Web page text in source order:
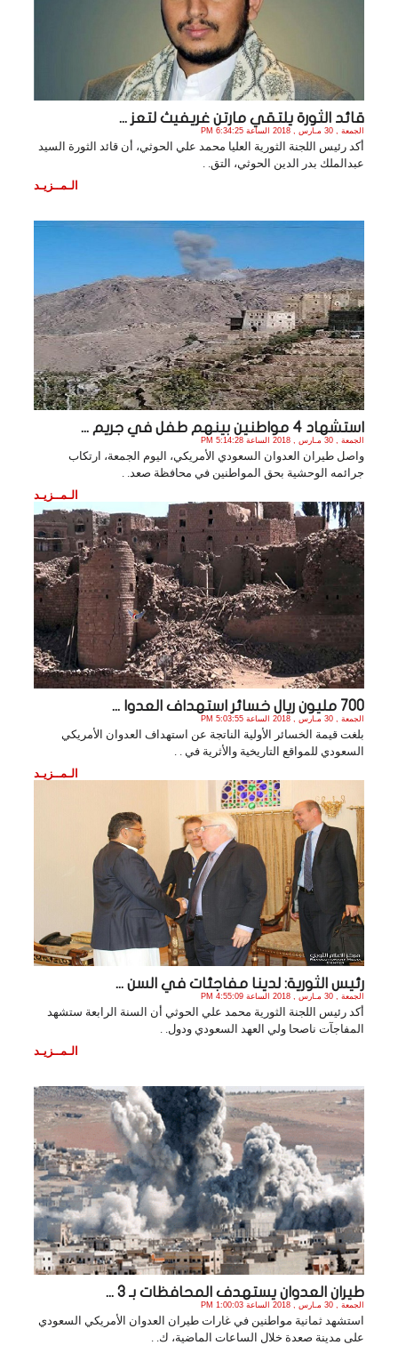
قائد الثورة يلتقي مارتن غريفيث لتعز ...
الجمعة , 30 مـارس , 2018 الساعة 6:34:25 PM
أكد رئيس اللجنة الثورية العليا محمد علي الحوثي، أن قائد الثورة السيد
عبدالملك بدر الدين الحوثي، التق. .
الـمــزيـد
استشهاد 4 مواطنين بينهم طفل في جريم ...
الجمعة , 30 مـارس , 2018 الساعة 5:14:28 PM
واصل طيران العدوان السعودي الأمريكي، اليوم الجمعة، ارتكاب
جرائمه الوحشية بحق المواطنين في محافظة صعد. .
الـمــزيـد
700 مليون ريال خسائر استهداف العدوا ...
الجمعة , 30 مـارس , 2018 الساعة 5:03:55 PM
بلغت قيمة الخسائر الأولية الناتجة عن استهداف العدوان الأمريكي
السعودي للمواقع التاريخية والأثرية في . .
الـمــزيـد
رئيس الثورية: لدينا مفاجئات في السن ...
الجمعة , 30 مـارس , 2018 الساعة 4:55:09 PM
أكد رئيس اللجنة الثورية محمد علي الحوثي أن السنة الرابعة ستشهد
المفاجآت ناصحا ولي العهد السعودي ودول. .
الـمــزيـد
طيران العدوان يستهدف المحافظات بـ 3 ...
الجمعة , 30 مـارس , 2018 الساعة 1:00:03 PM
استشهد ثمانية مواطنين في غارات طيران العدوان الأمريكي السعودي
على مدينة صعدة خلال الساعات الماضية، ك. .